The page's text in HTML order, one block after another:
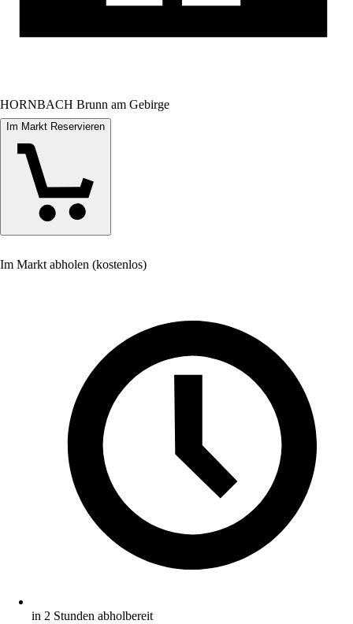
HORNBACH Brunn am Gebirge
Im Markt Reservieren
Im Markt abholen (kostenlos)
in 2 Stunden abholbereit